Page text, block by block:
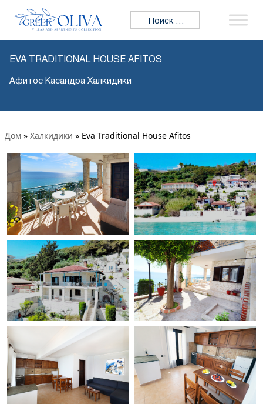
Искать:
EVA TRADITIONAL HOUSE AFITOS
Афитос Касандра Халкидики
Дом » Халкидики » Eva Traditional House Afitos